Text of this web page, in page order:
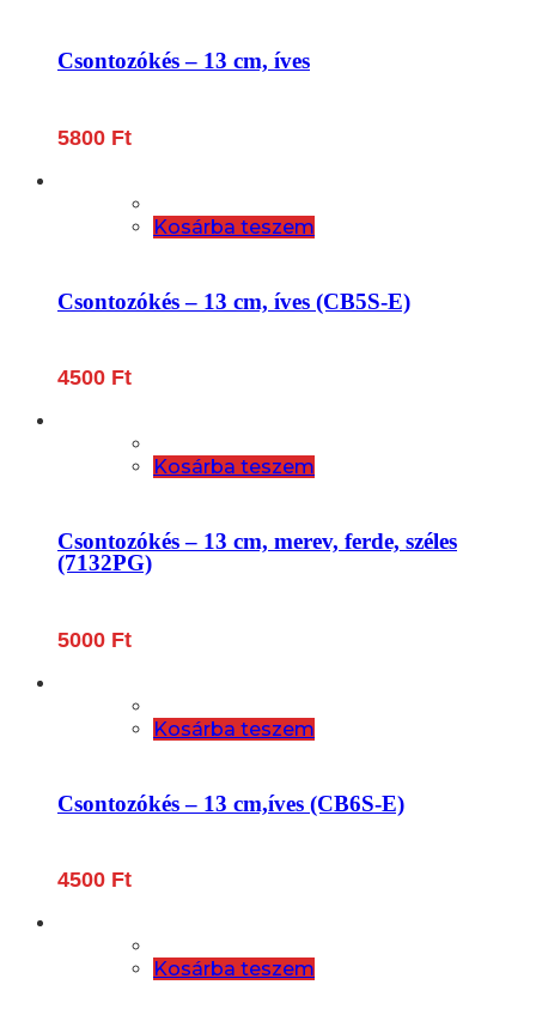
Csontozókés – 13 cm, íves
5800 Ft
Kosárba teszem
Csontozókés – 13 cm, íves (CB5S-E)
4500 Ft
Kosárba teszem
Csontozókés – 13 cm, merev, ferde, széles
(7132PG)
5000 Ft
Kosárba teszem
Csontozókés – 13 cm,íves (CB6S-E)
4500 Ft
Kosárba teszem